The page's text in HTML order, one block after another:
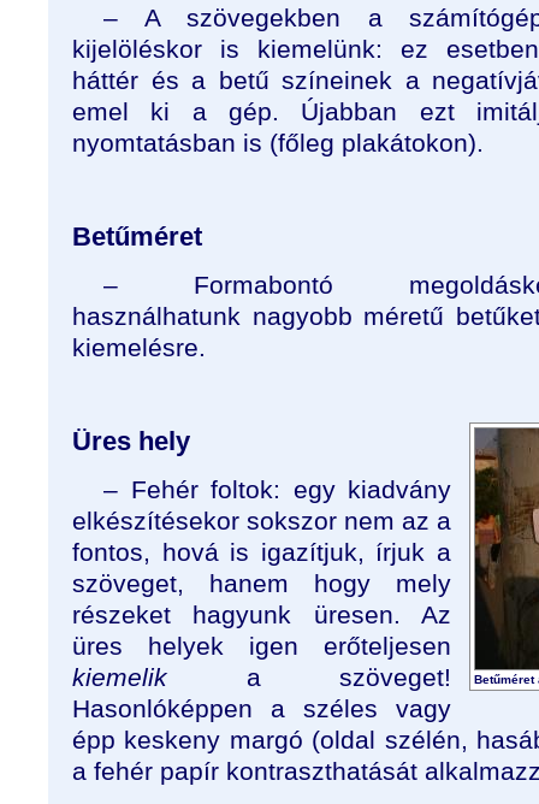
– A szövegekben a
kijelöléskor is kiemelünk: ez
háttér és a betű színeinek a
emel ki a gép. Újabban ezt
nyomtatásban is (főleg plakátokon).
Betűméret
– Formabontó
használhatunk nagyobb méretű
kiemelésre.
Betűméret
Üres hely
– Fehér foltok: egy kiadvány
elkészítésekor sokszor nem az a
fontos, hová is igazítjuk, írjuk a
szöveget, hanem hogy mely
részeket hagyunk üresen. Az
üres helyek igen erőteljesen
kiemelik a szöveget!
Hasonlóképpen a széles vagy
épp keskeny margó (oldal szélén,
a fehér papír kontraszthatását